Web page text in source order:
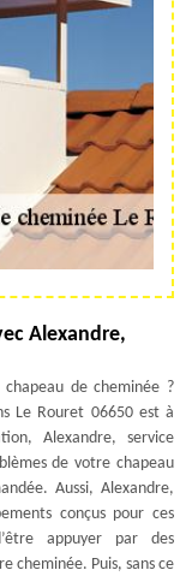
Alexandre,
de cheminée ?
Le Rouret 06650 est à
Alexandre, service
de votre chapeau
Aussi, Alexandre,
conçus pour ces
appuyer par des
cheminée. Puis, sans ce